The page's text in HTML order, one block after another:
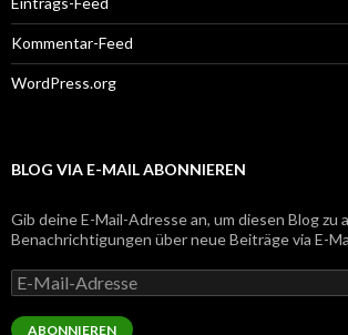
Kommentar-Feed
WordPress.org
BLOG VIA E-MAIL ABONNIEREN
Gib deine E-Mail-Adresse an, um diesen Blog zu
Benachrichtigungen über neue Beiträge via E-
E-
Mail-
Adresse
ABONNIEREN